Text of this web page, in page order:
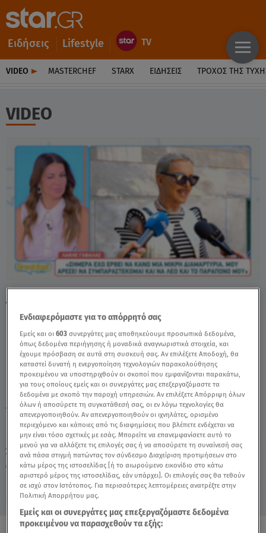
Ειδήσεις Lifestyle
VIDEO MASTERCHEF STARX ΕΙΔΉΣΕΙΣ ΤΡΟΧΌΣ ΤΗΣ
VIDEO
Σάββατο 8 Αυγούστου 2026
15.06.26, 12:53 CELEBRITIES & GOSSIP ΝΕΑ
Λάκης Γαβαλάς: «Ήρθα Να Εκφράσω Το
Παράπονό Μου» - Video
TAGS: ΛΑΚΗΣ ΓΑΒΑΛΑΣ BREAKFAST@STAR
Ενδιαφερόμαστε για το απόρρητό σας
Εμείς και οι603 συνεργάτες μας αποθηκεύουμε προσωπικά δεδομένα,
όπως δεδομένα περιήγησης ή μοναδικά αναγνωριστικά στοιχεία, και
έχουμε πρόσβαση σε αυτά στη συσκευή σας. Αν επιλέξετε Αποδοχή, θα
καταστεί δυνατή η ενεργοποίηση τεχνολογιών παρακολούθησης
προκειμένου να υποστηριχθούν οι σκοποί που εμφανίζονται παρακάτω,
για τους οποίους εμείς και οι συνεργάτες μας επεξεργαζόμαστε τα
δεδομένα με σκοπό την παροχή υπηρεσιών. Αν επιλέξετε Απόρριψη όλων
όλων ή αποσύρετε τη συγκατάθεσή σας, οι εν λόγω τεχνολογίες θα
απενεργοποιηθούν. Αν απενεργοποιηθούν οι ιχνηλάτες, ορισμένο
περιεχόμενο και κάποιες από τις διαφημίσεις που βλέπετε ενδέχεται να
μην είναι τόσο σχετικές με εσάς. Μπορείτε να επανεμφανίσετε αυτό το
μενού για να αλλάξετε τις επιλογές σας ή να αποσύρετε τη συναίνεσή σας
ανά πάσα στιγμή πατώντας τον σύνδεσμο Διαχείριση προτιμήσεων στο
κάτω μέρος της ιστοσελίδας [ή το αιωρούμενο εικονίδιο στο κάτω
αριστερό μέρος της ιστοσελίδας, εάν υπάρχει]. Οι επιλογές σας θα τεθούν
σε ισχύ στον Ιστότοπος. Για περισσότερες λεπτομέρειες ανατρέξτε στην
Πολιτική Απορρήτου μας.
Εμείς και οι συνεργάτες μας επεξεργαζόμαστε δεδομένα
προκειμένου να παρασχεθούν τα εξής: